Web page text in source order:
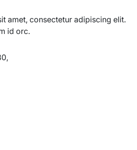
amet, consectetur adipiscing elit.
id orc.